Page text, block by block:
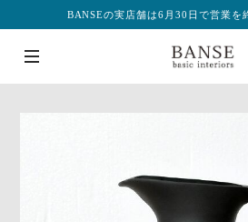
BANSEの実店舗は6月30日で営業を